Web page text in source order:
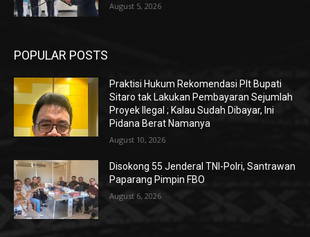
August 5, 2026
POPULAR POSTS
Praktisi Hukum Rekomendasi Plt Bupati
Sitaro tak Lakukan Pembayaran Sejumlah
Proyek Ilegal ; Kalau Sudah Dibayar, Ini
Pidana Berat Namanya
August 10, 2026
Disokong 55 Jenderal TNI-Polri, Santrawan
Paparang Pimpin FBO
August 6, 2026